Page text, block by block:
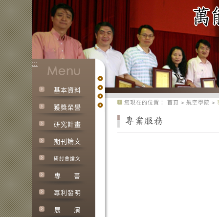
:::
基本資料
獲獎榮譽
研究計畫
期刊論文
研討會論文
專 書
專利發明
展 演
您現在的位置： 首頁 > 航空學院 >